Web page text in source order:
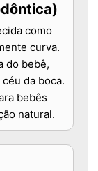
como
curva.
do bebê,
da boca.
bebês
natural.